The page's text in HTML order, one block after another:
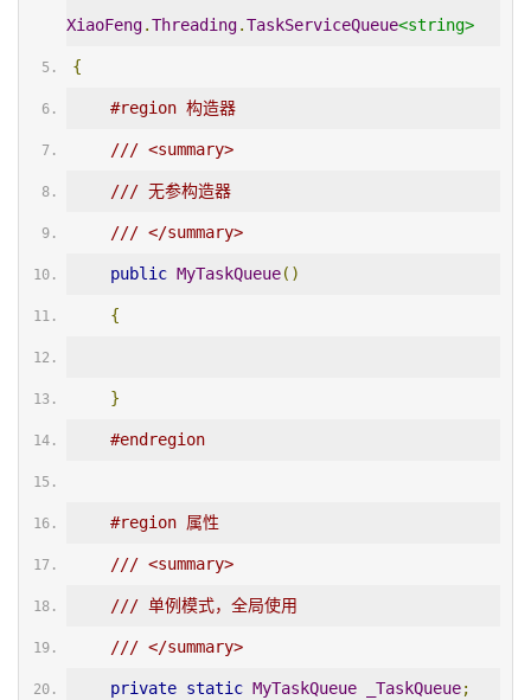
XiaoFeng.Threading.TaskServiceQueue<string>
{
#region 构造器
/// <summary>
/// 无参构造器
/// </summary>
public MyTaskQueue()
{
}
#endregion
#region 属性
/// <summary>
/// 单例模式，全局使用
/// </summary>
private static MyTaskQueue _TaskQueue;